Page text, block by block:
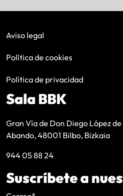
Aviso legal
Política de cookies
Política de privacidad
Sala BBK
Gran Vía de Don Diego López de
Abando, 48001 Bilbo, Bizkaia
944 05 88 24
Suscríbete a